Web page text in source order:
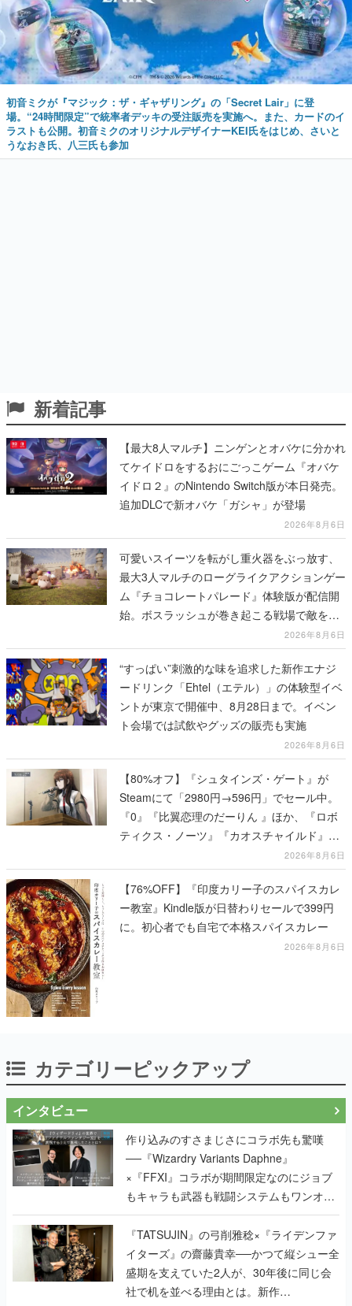
初音ミクが『マジック：ザ・ギャザリング』の「Secret Lair」に登
場。“24時間限定”で統率者デッキの受注販売を実施へ。また、カードのイ
ラストも公開。初音ミクのオリジナルデザイナーKEI氏をはじめ、さいと
うなおき氏、八三氏も参加
新着記事
【最大8人マルチ】ニンゲンとオバケに分かれ
てケイドロをするおにごっこゲーム『オバケ
イドロ２』のNintendo Switch版が本日発売。
追加DLCで新オバケ「ガシャ」が登場
2026年8月6日
可愛いスイーツを転がし重火器をぶっ放す、
最大3人マルチのローグライクアクションゲー
ム『チョコレートパレード』体験版が配信開
始。ボスラッシュが巻き起こる戦場で敵を倒
し、コインを集めてスコアを競い合え2026年8月6日
“すっぱい”刺激的な味を追求した新作エナジ
ードリンク「Ehtel（エテル）」の体験型イベ
ントが東京で開催中、8月28日まで。イベン
ト会場では試飲やグッズの販売も実施
2026年8月6日
【80%オフ】『シュタインズ・ゲート』が
Steamにて「2980円→596円」でセール中。
『0』『比翼恋理のだーりん 』ほか、『ロボ
ティクス・ノーツ』『カオスチャイルド』な
ど科学アドベンチャーシリーズもセール対象
に
2026年8月6日
【76%OFF】『印度カリー子のスパイスカレ
ー教室』Kindle版が日替わりセールで399円
に。初心者でも自宅で本格スパイスカレー
2026年8月6日
カテゴリーピックアップ
インタビュー
作り込みのすさまじさにコラボ先も驚嘆
──『Wizardry Variants Daphne』
×『FFXI』コラボが期間限定なのにジョブ
もキャラも武器も戦闘システムもワンオフ
で作り込まれた理由を両ディレクターに聞
く
『TATSUJIN』の弓削雅稔×『ライデンファ
イターズ』の齋藤貴幸──かつて縦シュー全
盛期を支えていた2人が、30年後に同じ会
社で机を並べる理由とは。新作